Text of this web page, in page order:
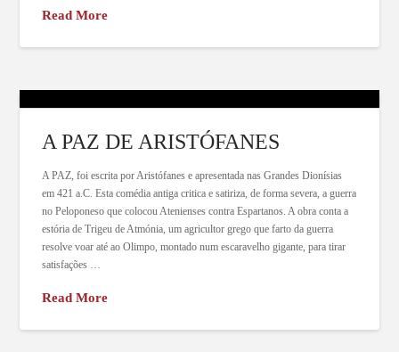
Read More
A PAZ DE ARISTÓFANES
A PAZ, foi escrita por Aristófanes e apresentada nas Grandes Dionísias
em 421 a.C. Esta comédia antiga critica e satiriza, de forma severa, a guerra
no Peloponeso que colocou Atenienses contra Espartanos. A obra conta a
estória de Trigeu de Atmónia, um agricultor grego que farto da guerra
resolve voar até ao Olimpo, montado num escaravelho gigante, para tirar
satisfações …
Read More